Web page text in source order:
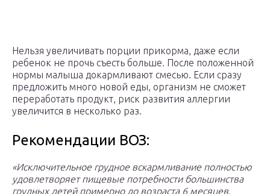
Нельзя увеличивать порции прикорма, даже если
ребенок не прочь съесть больше. После положенной
нормы малыша докармливают смесью. Если сразу
предложить много новой еды, организм не сможет
переработать продукт, риск развития аллергии
увеличится в несколько раз.
Рекомендации ВОЗ:
«Исключительное грудное вскармливание полностью
удовлетворяет пищевые потребности большинства
грудных детей примерно до возраста 6 месяцев.